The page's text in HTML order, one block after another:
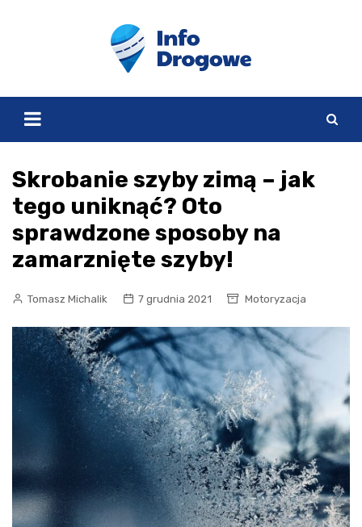
Skrobanie szyby zimą – jak
tego uniknąć? Oto
sprawdzone sposoby na
zamarznięte szyby!
Tomasz Michalik 7 grudnia 2021 Motoryzacja